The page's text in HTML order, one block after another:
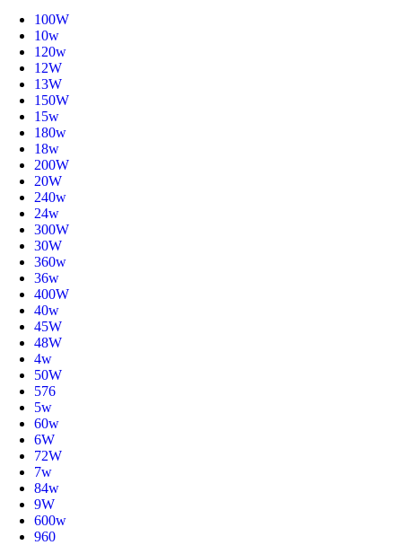
100W
10w
120w
12W
13W
150W
15w
180w
18w
200W
20W
240w
24w
300W
30W
360w
36w
400W
40w
45W
48W
4w
50W
576
5w
60w
6W
72W
7w
84w
9W
600w
960